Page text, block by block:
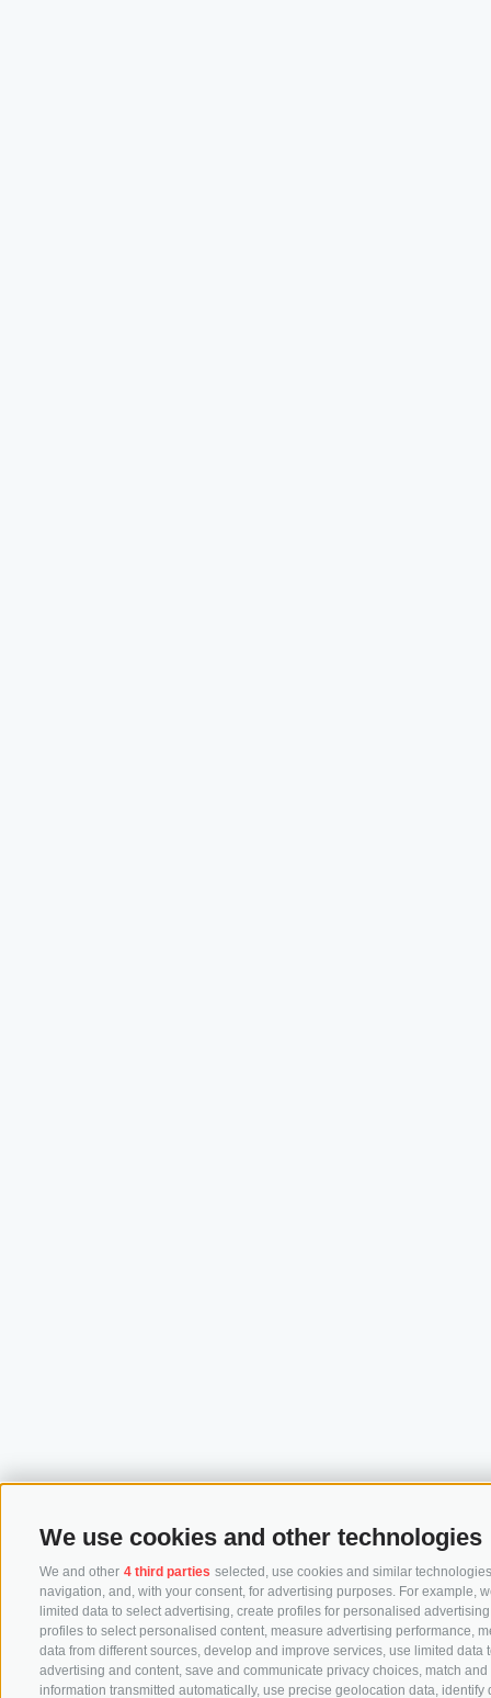
We use cookies and other technologies
We and other 4 third parties selected, use cookies and similar
navigation, and, with your consent, for advertising purposes. For example,
limited data to select advertising, create profiles for personalised
profiles to select personalised content, measure advertising performance,
data from different sources, develop and improve services, use limited
advertising and content, save and communicate privacy choices, match
information transmitted automatically, use precise geolocation data,